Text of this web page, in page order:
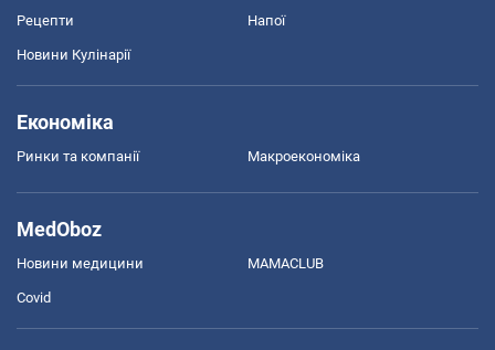
Рецепти Напої
Новини Кулінарії
Економіка
Ринки та компанії Макроекономіка
MedOboz
Новини медицини MAMACLUB
Covid